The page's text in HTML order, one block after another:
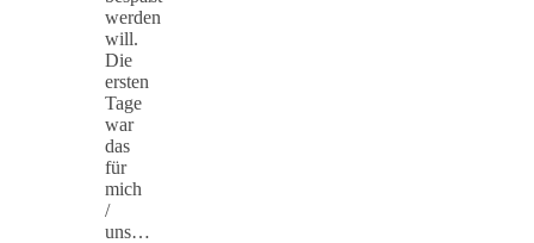
werden
will.
Die
ersten
Tage
war
das
für
mich
/
uns…